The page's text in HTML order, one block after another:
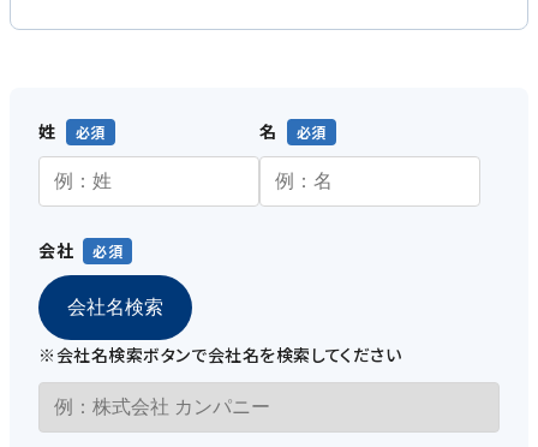
姓 名
会社
会社名検索
※会社名検索ボタンで会社名を検索してください